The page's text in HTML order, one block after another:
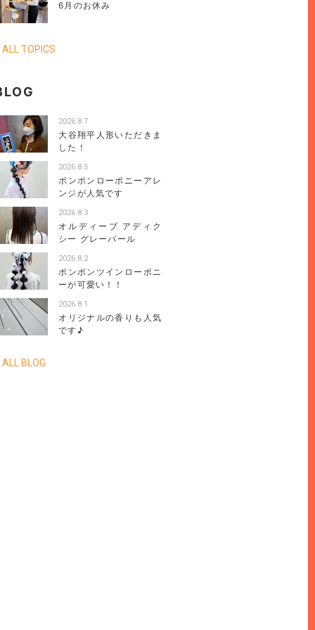
6月のお休み
ALL TOPICS
2026.8.7
大谷翔平人形いただきま
した！
2026.8.5
ポンポンローポニーアレ
ンジが人気です
2026.8.3
オルディーブ アディク
シー グレーパール
2026.8.2
ポンポンツインローポニ
ーが可愛い！！
2026.8.1
オリジナルの香りも人気
です♪
ALL BLOG